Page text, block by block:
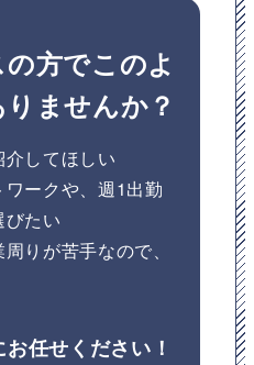
方でこのよ
ませんか？
してほしい
ークや、週1出勤
たい
りが苦手なので、
任せください！